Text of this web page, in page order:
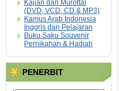
Kajian dan Murottal
(DVD, VCD, CD & MP3)
Kamus Arab Indonesia
Inggris dan Pelajaran
Buku Saku Souvenir
Pernikahan & Hadiah
PENERBIT